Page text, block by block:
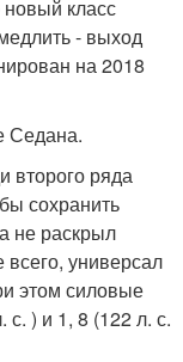
новый класс
- выход
на 2018
Седана.
второго ряда
сохранить
не раскрыл
всего, универсал
этом силовые
) и 1, 8 (122 л. с.